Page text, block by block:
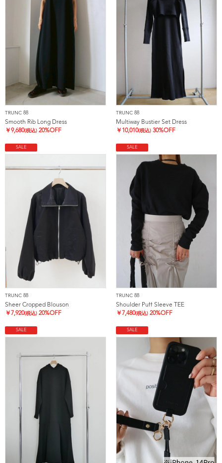
TRUNC 88
Smooth Rib Long Dress
￥9,680(税込) 20%OFF
TRUNC 88
Multiway Bustier Set Dress
￥ 10,010(税込) 30%OFF
SALE
TRUNC 88
Sheer Cropped Blouson
￥ 7,920(税込) 20%OFF
SALE
TRUNC 88
Shoulder Puff Sleeve TEE
￥ 7,480(税込) 20%OFF
SALE SALE